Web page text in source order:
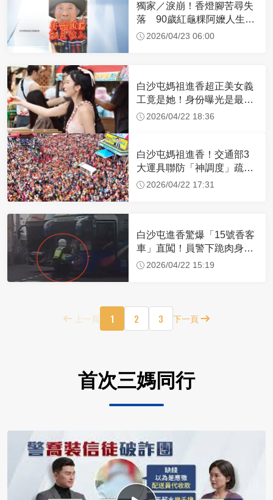
獨家／淚崩！香燈腳苦尋失
落 90歲紅龜粿阿嬤人生謝
幕2026/04/23 06:00
白沙屯媽祖進香超正美女義
工竟是她！身份曝光是最美
禮生 一輩子不結婚
2026/04/22 18:36
白沙屯媽祖進香！交通部3
大運具聯防「神調度」疏運
32.1萬創新高
2026/04/22 17:31
白沙屯進香驚爆「15號香客
車」直闖！員警下跪肉身擋
車：讓行人先過
2026/04/22 15:19
上一頁 1 2 3 下一頁
首次三媽同行